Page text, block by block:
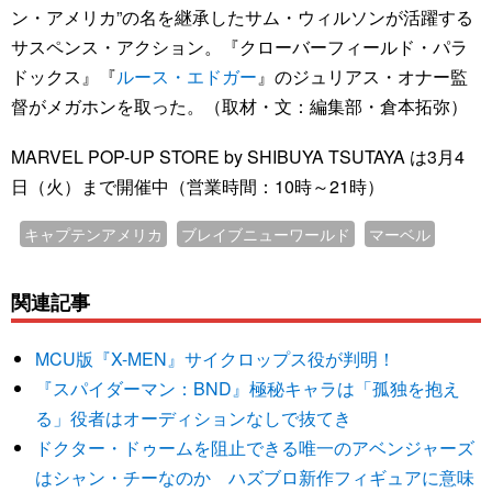
ン・アメリカ”の名を継承したサム・ウィルソンが活躍する
サスペンス・アクション。『クローバーフィールド・パラ
ドックス』『ルース・エドガー』のジュリアス・オナー監
督がメガホンを取った。（取材・文：編集部・倉本拓弥）
MARVEL POP-UP STORE by SHIBUYA TSUTAYA は3月4
日（火）まで開催中（営業時間：10時～21時）
キャプテンアメリカ ブレイブニューワールド マーベル
関連記事
MCU版『X-MEN』サイクロップス役が判明！
『スパイダーマン：BND』極秘キャラは「孤独を抱え
る」役者はオーディションなしで抜てき
ドクター・ドゥームを阻止できる唯一のアベンジャーズ
はシャン・チーなのか ハズブロ新作フィギュアに意味